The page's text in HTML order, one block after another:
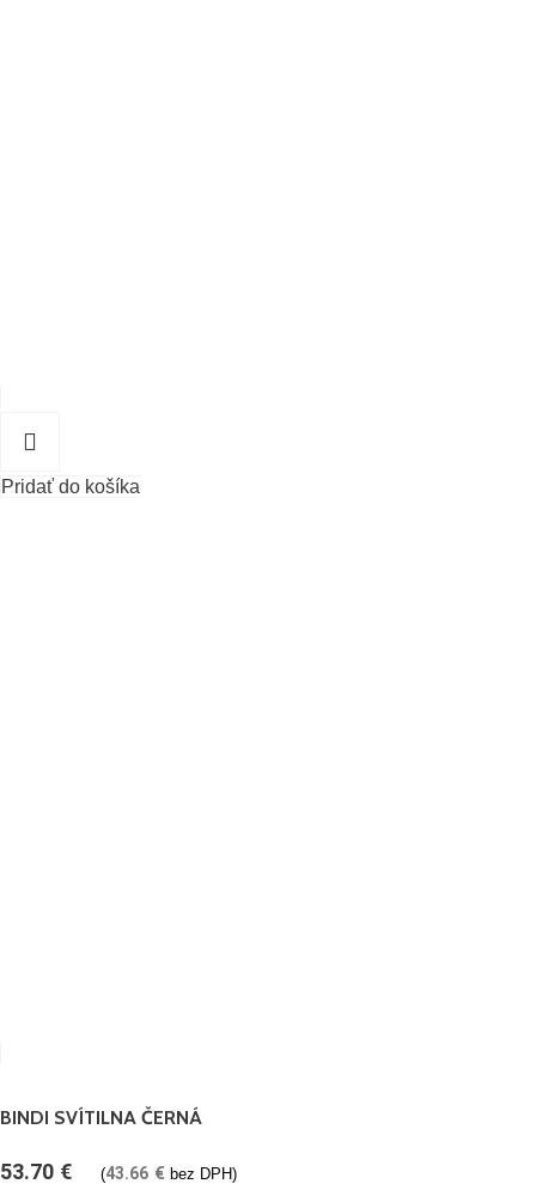
Pridať do košíka
BINDI SVÍTILNA ČERNÁ
53.70 € (43.66 € bez DPH)